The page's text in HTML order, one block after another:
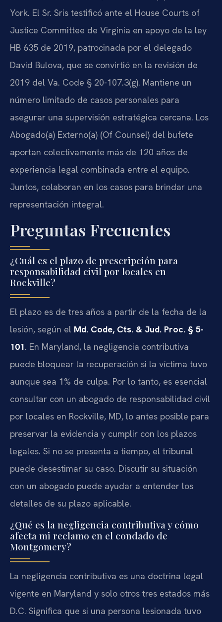
York. El Sr. Sris testificó ante el House Courts of
Justice Committee de Virginia en apoyo de la ley
HB 635 de 2019, patrocinada por el delegado
David Bulova, que se convirtió en la revisión de
2019 del Va. Code § 20-107.3(g). Mantiene un
número limitado de casos personales para
asegurar una supervisión estratégica cercana. Los
Abogado(a) Externo(a) (Of Counsel) del bufete
aportan colectivamente más de 120 años de
experiencia legal combinada entre el equipo.
Juntos, colaboran en los casos para brindar una
representación integral.
Preguntas Frecuentes
¿Cuál es el plazo de prescripción para
responsabilidad civil por locales en
Rockville?
El plazo es de tres años a partir de la fecha de la
lesión, según el Md. Code, Cts. & Jud. Proc. § 5-
101. En Maryland, la negligencia contributiva
puede bloquear la recuperación si la víctima tuvo
aunque sea 1% de culpa. Por lo tanto, es esencial
consultar con un abogado de responsabilidad civil
por locales en Rockville, MD, lo antes posible para
preservar la evidencia y cumplir con los plazos
legales. Si no se presenta a tiempo, el tribunal
puede desestimar su caso. Discutir su situación
con un abogado puede ayudar a entender los
detalles de su plazo aplicable.
¿Qué es la negligencia contributiva y cómo
afecta mi reclamo en el condado de
Montgomery?
La negligencia contributiva es una doctrina legal
vigente en Maryland y solo otros tres estados más
D.C. Significa que si una persona lesionada tuvo